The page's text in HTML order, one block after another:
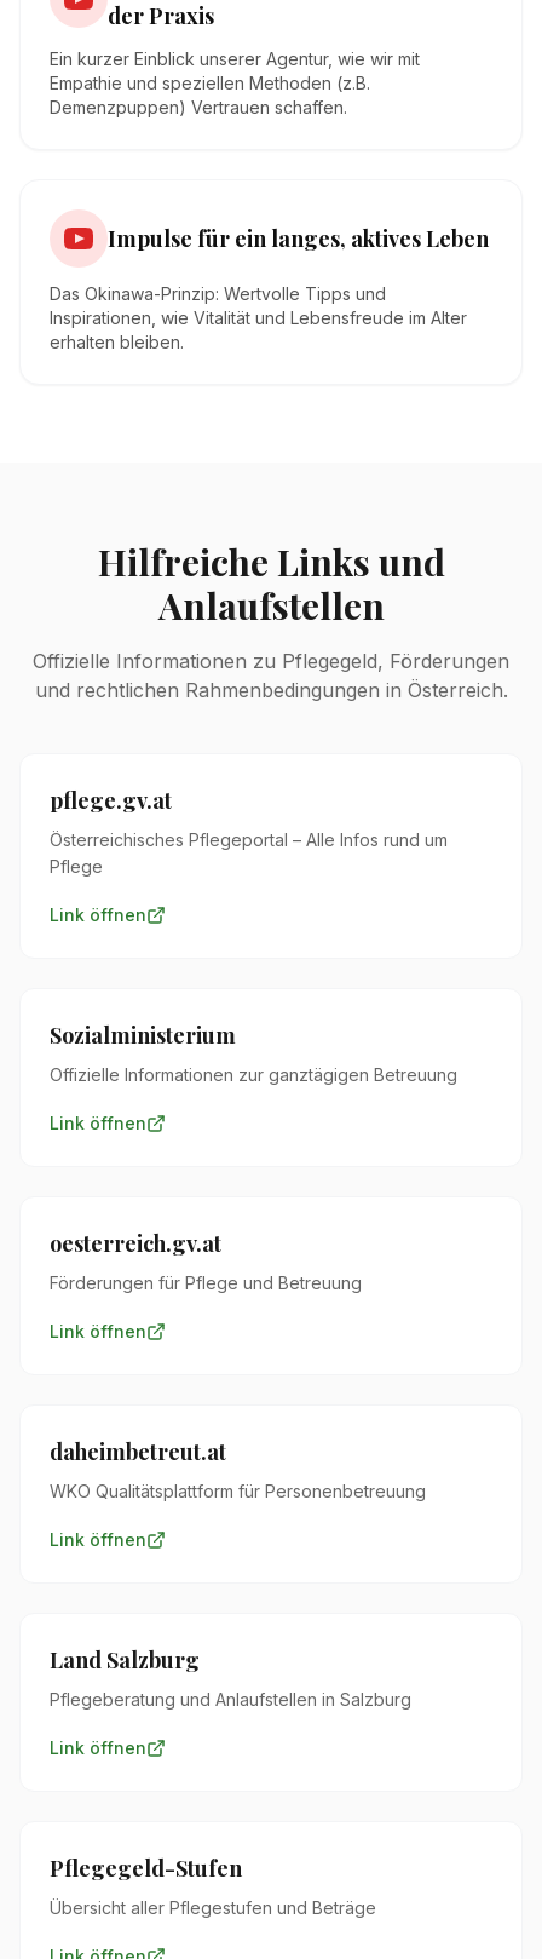
der Praxis
Ein kurzer Einblick unserer Agentur, wie wir mit
Empathie und speziellen Methoden (z.B.
Demenzpuppen) Vertrauen schaffen.
Impulse für ein langes, aktives Leben
Das Okinawa-Prinzip: Wertvolle Tipps und
Inspirationen, wie Vitalität und Lebensfreude im Alter
erhalten bleiben.
Hilfreiche Links und
Anlaufstellen
Offizielle Informationen zu Pflegegeld, Förderungen
und rechtlichen Rahmenbedingungen in Österreich.
pflege.gv.at
Österreichisches Pflegeportal – Alle Infos rund um
Pflege
Link öffnen
Sozialministerium
Offizielle Informationen zur ganztägigen Betreuung
Link öffnen
oesterreich.gv.at
Förderungen für Pflege und Betreuung
Link öffnen
daheimbetreut.at
WKO Qualitätsplattform für Personenbetreuung
Link öffnen
Land Salzburg
Pflegeberatung und Anlaufstellen in Salzburg
Link öffnen
Pflegegeld-Stufen
Übersicht aller Pflegestufen und Beträge